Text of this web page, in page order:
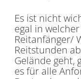
Es ist nicht
egal in
Reitanfänger/
Reitstunden
Gelände geht,
es für alle